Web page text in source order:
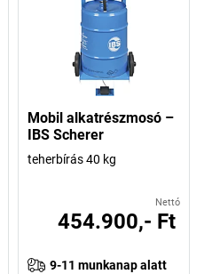
Mobil alkatrészmosó –
IBS Scherer
teherbírás 40 kg
Nettó
454.900,- Ft
9-11 munkanap alatt